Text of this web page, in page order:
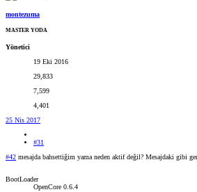
montezuma
MASTER YODA
Yönetici
19 Eki 2016
29,833
7,599
4,401
25 Nis 2017
#31
#42 mesajda bahsettiğim yama neden aktif değil? Mesajdaki gibi
BootLoader
OpenCore 0.6.4